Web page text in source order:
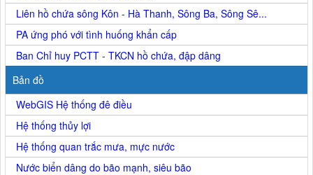
Liên hồ chứa sông Kôn - Hà Thanh, Sông Ba, Sông Sê...
PA ứng phó với tình huống khẩn cấp
Ban Chỉ huy PCTT - TKCN hồ chứa, đập dâng
Bản đồ
WebGIS Hệ thống đê điều
Hệ thống thủy lợi
Hệ thống quan trắc mưa, mực nước
Nước biển dâng do bão mạnh, siêu bão